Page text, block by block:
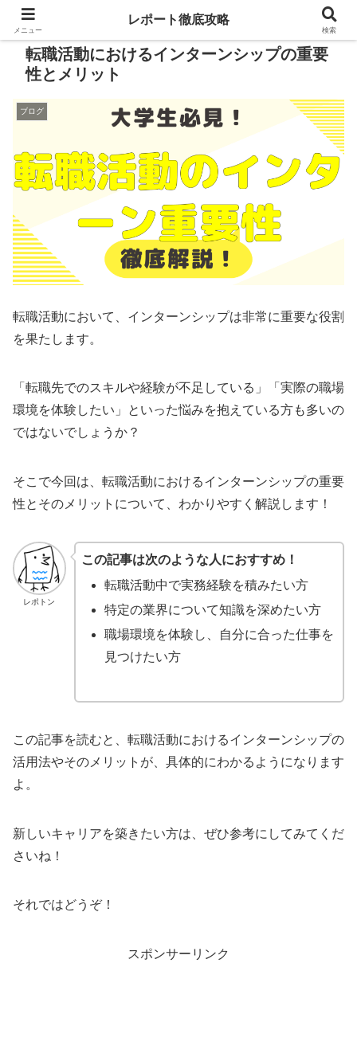
転職活動におけるインターンシップの重要
性とメリット
ブログ
転職活動において、インターンシップは非常に重要な役割
を果たします。
「転職先でのスキルや経験が不足している」「実際の職場
環境を体験したい」といった悩みを抱えている方も多いの
ではないでしょうか？
そこで今回は、転職活動におけるインターンシップの重要
性とそのメリットについて、わかりやすく解説します！
レポトン
この記事は次のような人におすすめ！
転職活動中で実務経験を積みたい方
特定の業界について知識を深めたい方
職場環境を体験し、自分に合った仕事を
見つけたい方
この記事を読むと、転職活動におけるインターンシップの
活用法やそのメリットが、具体的にわかるようになります
よ。
新しいキャリアを築きたい方は、ぜひ参考にしてみてくだ
さいね！
それではどうぞ！
スポンサーリンク
メニュー
レポート徹底攻略
検索